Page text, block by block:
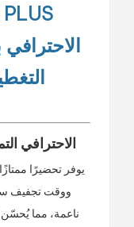
الاحترافي
جهاز WISETONE PLUS الاحترافي
يوفر تحضيرًا
ووقت تجفيف
ناعمة، مما يُحسّن